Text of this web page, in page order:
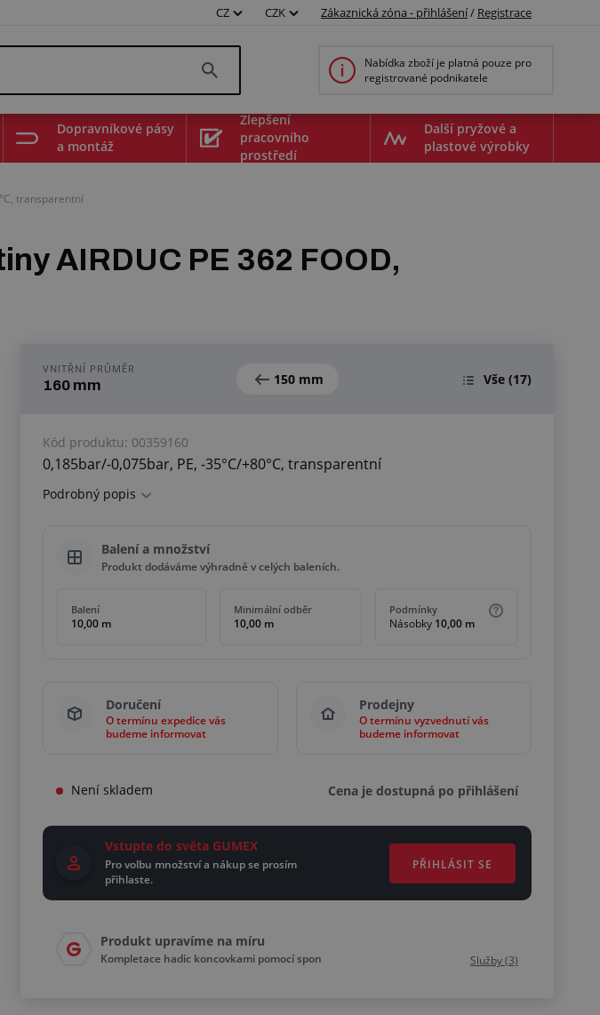
CZ CZK Zákaznická zóna - přihlášení/ Registrace
Nabídka zboží je platná pouze pro
registrované podnikatele
Dopravníkové pásy
a montáž
Zlepšení
pracovního
prostředí
Další pryžové a
plastové výrobky
transparentní
AIRDUC PE 362 FOOD,
VNITŘNÍ PRŮMĚR
160 mm 150 mm Vše (17)
Kód produktu: 00359160
0,185bar/-0,075bar, PE, -35°C/+80°C, transparentní
Podrobný popis
Balení a množství
Produkt dodáváme výhradně v celých baleních.
Balení
10,00 m
Minimální odběr
10,00 m
Podmínky
Násobky 10,00 m
Doručení
O termínu expedice vás
budeme informovat
Prodejny
O termínu vyzvednutí vás
budeme informovat
Není skladem Cena je dostupná po přihlášení
Vstupte do světa GUMEX
Pro volbu množství a nákup se prosím
přihlaste.
PŘIHLÁSIT SE
Produkt upravíme na míru
Kompletace hadic koncovkami pomocí spon Služby (3)